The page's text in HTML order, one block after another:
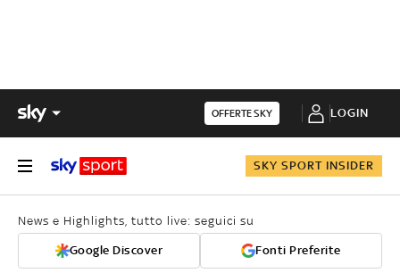
OFFERTE SKY LOGIN
SKY SPORT INSIDER
News e Highlights, tutto live: seguici su
Google Discover Fonti Preferite